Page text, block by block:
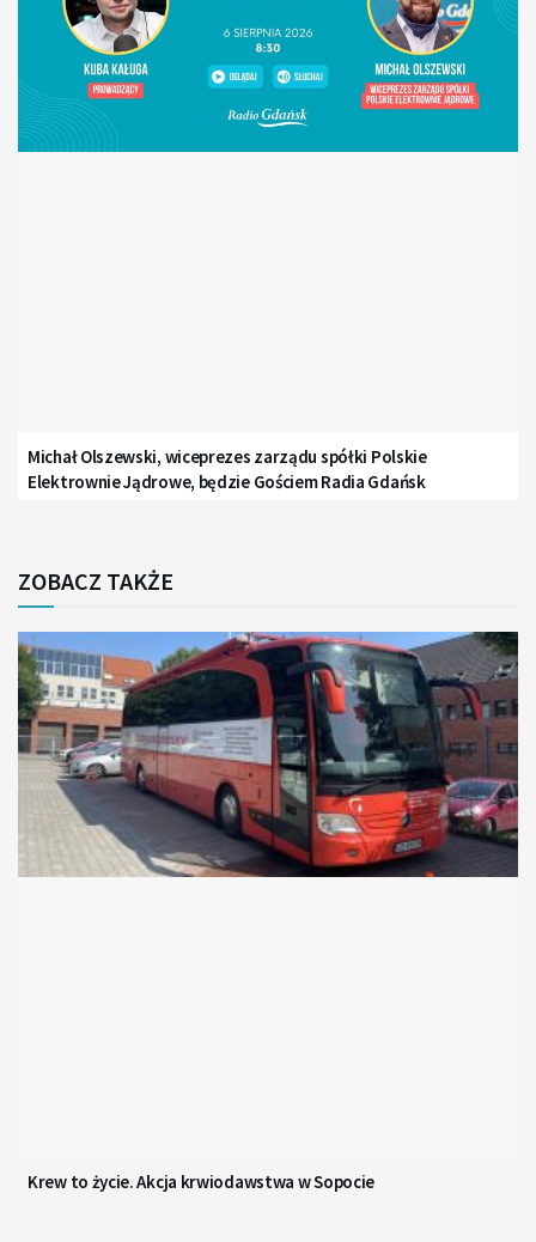
Michał Olszewski, wiceprezes zarządu spółki Polskie
Elektrownie Jądrowe, będzie Gościem Radia Gdańsk
ZOBACZ TAKŻE
Krew to życie. Akcja krwiodawstwa w Sopocie